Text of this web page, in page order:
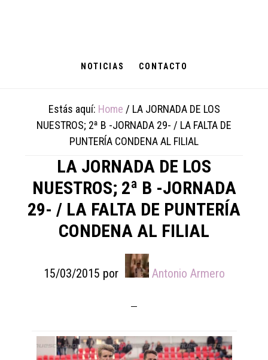
NOTICIAS CONTACTO
Estás aquí: Home / LA JORNADA DE LOS
NUESTROS; 2ª B -JORNADA 29- / LA FALTA DE
PUNTERÍA CONDENA AL FILIAL
LA JORNADA DE LOS
NUESTROS; 2ª B -JORNADA
29- / LA FALTA DE PUNTERÍA
CONDENA AL FILIAL
15/03/2015 por Antonio Armero